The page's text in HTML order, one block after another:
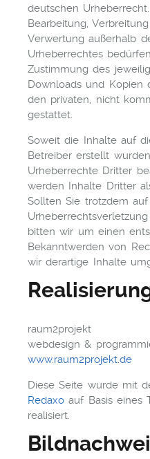
deutschen
Bearbeitung,
Verwertung außerhalb
Urheberrechtes
Zustimmung des
Downloads und Kopien
den privaten, nicht
gestattet.
Soweit die Inhalte auf
Betreiber erstellt
Urheberrechte Dritter
werden Inhalte Dritter
Sollten Sie trotzdem
bitten wir um einen
Bekanntwerden von
wir derartige Inhalte
raum2projekt
webdesign &
www.raum2projekt.de
Diese Seite wurde mit
Redaxo auf Basis eines
realisiert.